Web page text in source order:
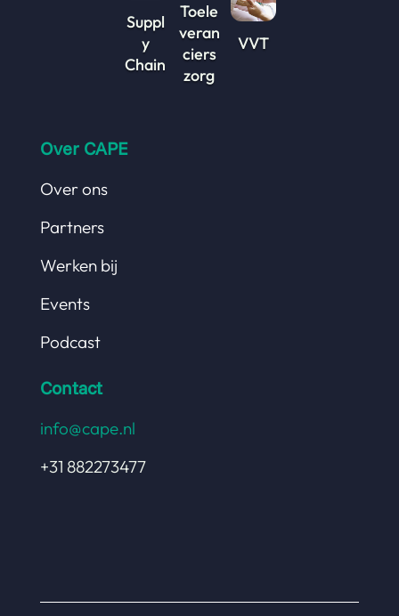
Suppl
y
Chain
Toele
veran
ciers
zorg
VVT
Over CAPE
Over ons
Partners
Werken bij
Events
Podcast
Contact
info@cape.nl
+31 882273477